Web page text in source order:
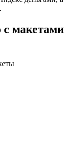
с макетами